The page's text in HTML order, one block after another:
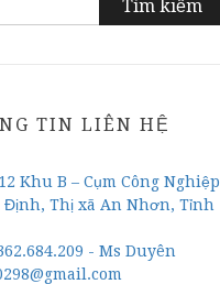
TIN LIÊN HỆ
Khu B – Cụm Công Nghiệp
Thị xã An Nhơn, Tỉnh
- Ms Duyên